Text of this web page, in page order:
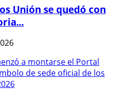
Unión se quedó con